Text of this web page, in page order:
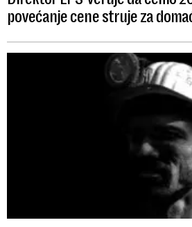
povećanje cene struje za